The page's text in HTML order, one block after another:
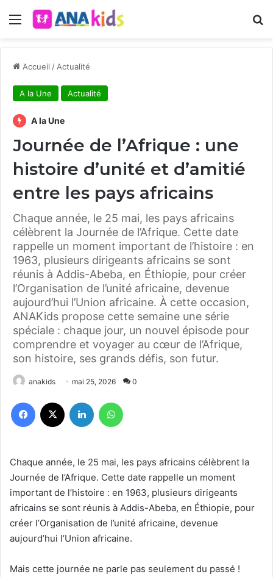
Menu
Accueil / Actualité
A la Une Actualité
A la Une
Journée de l’Afrique : une
histoire d’unité et d’amitié
entre les pays africains
Chaque année, le 25 mai, les pays africains
célèbrent la Journée de l’Afrique. Cette date
rappelle un moment important de l’histoire : en
1963, plusieurs dirigeants africains se sont
réunis à Addis-Abeba, en Éthiopie, pour créer
l’Organisation de l’unité africaine, devenue
aujourd’hui l’Union africaine. À cette occasion,
ANAKids propose cette semaine une série
spéciale : chaque jour, un nouvel épisode pour
comprendre et voyager au cœur de l’Afrique,
son histoire, ses grands défis, son futur.
anakids mai 25, 2026 0
Facebook Linkedin
Chaque année, le 25 mai, les pays africains célèbrent la
Journée de l’Afrique. Cette date rappelle un moment
important de l’histoire : en 1963, plusieurs dirigeants
africains se sont réunis à Addis-Abeba, en Éthiopie, pour
créer l’Organisation de l’unité africaine, devenue
aujourd’hui l’Union africaine.
Mais cette journée ne parle pas seulement du passé !